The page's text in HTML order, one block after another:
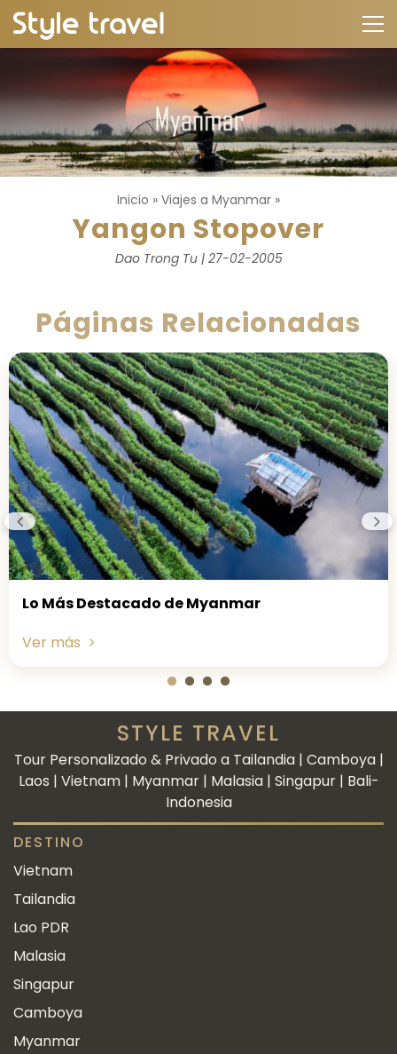
Inicio » Viajes a Myanmar »
Yangon Stopover
Dao Trong Tu | 27-02-2005
Páginas Relacionadas
Lo Más Destacado de Myanmar
Ver más
STYLE TRAVEL
Tour Personalizado & Privado a Tailandia | Camboya |
Laos | Vietnam | Myanmar | Malasia | Singapur | Bali-
Indonesia
DESTINO
Vietnam
Tailandia
Lao PDR
Malasia
Singapur
Camboya
Myanmar